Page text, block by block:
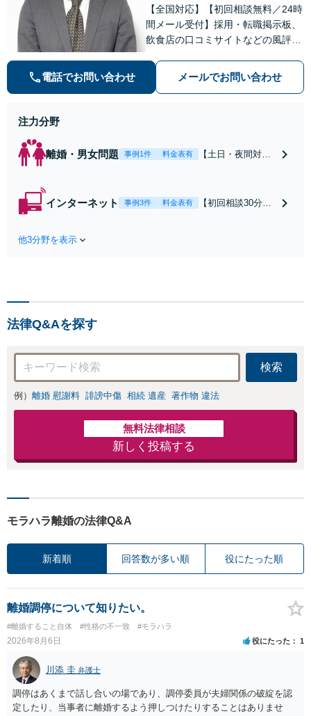
【全国対応】【初回相談無料／24時
間メール受付】採用・転職掲示板、
飲食店の口コミサイトなどの風評被
の種類を問わず相談可。可能な限り
早期対応で駆けつけサポート【労
電話でお問い合わせ メールでお問い合わせ
注力分野
離婚・男女問題 事例1件 料金表有
【土日・夜間対応
れたら、サインす
インターネット 事例3件 料金表有
【初回相談30分無
お店の風評被害対
応可：開示請求の
意見照会が来たと
きの対処法、被害
者との示談交渉
他3分野を表示
法律Q&Aを探す
検索
例） 離婚 慰謝料 誹謗中傷 相続 遺産 著作物 違法
無料法律相談
新しく投稿する
モラハラ離婚の法律Q&A
新着順 回答数が多い順 役にたった順
離婚調停について知りたい。
#離婚すること自体 #性格の不一致 #モラハラ
2026年8月6日 役にたった 1
川添 圭 弁護士
調停はあくまで話し合いの場であり、調停委員が夫婦関係の破綻を認
定したり、当事者に離婚するよう押しつけたりすることはありませ